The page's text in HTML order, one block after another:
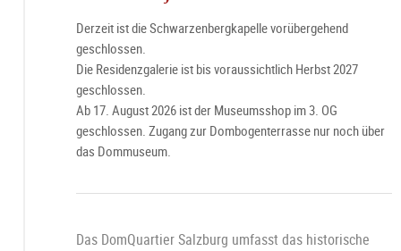
Derzeit ist die Schwarzenbergkapelle vorübergehend
geschlossen.
Die Residenzgalerie ist bis voraussichtlich Herbst 2027
geschlossen.
Ab 17. August 2026 ist der Museumsshop im 3. OG
geschlossen. Zugang zur Dombogenterrasse nur noch über
das Dommuseum.
Das DomQuartier Salzburg umfasst das historische